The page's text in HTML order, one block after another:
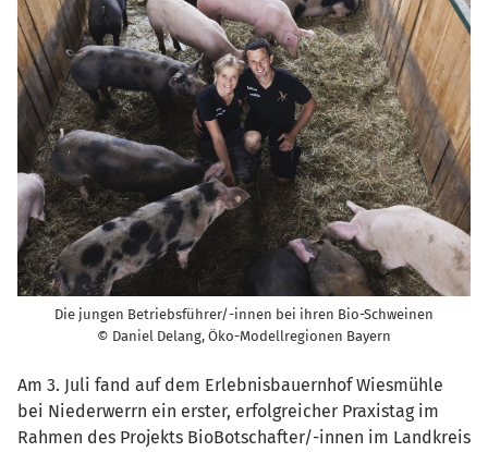
Die jungen Betriebsführer/-innen bei ihren Bio-Schweinen
© Daniel Delang, Öko-Modellregionen Bayern
Am 3. Juli fand auf dem Erlebnisbauernhof Wiesmühle
bei Niederwerrn ein erster, erfolgreicher Praxistag im
Rahmen des Projekts BioBotschafter/-innen im Landkreis